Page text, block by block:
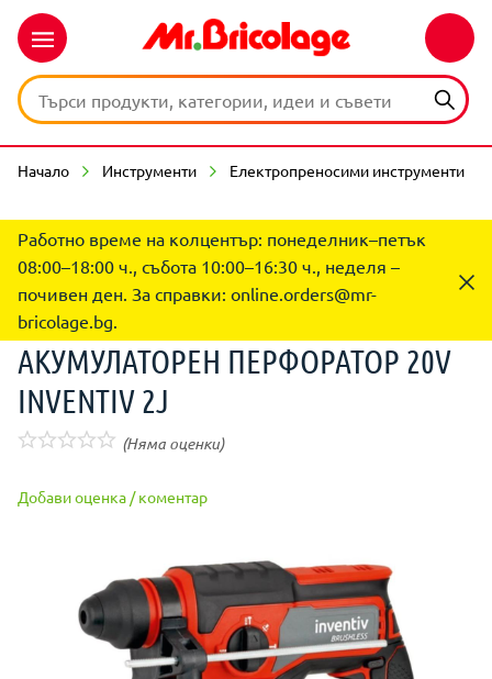
Начало Инструменти Електропреносими инструменти
Работно време на колцентър: понеделник–петък
08:00–18:00 ч., събота 10:00–16:30 ч., неделя –
почивен ден. За справки: online.orders@mr-
bricolage.bg.
АКУМУЛАТОРЕН ПЕРФОРАТОР 20V
INVENTIV 2J
(Няма оценки)
Добави оценка / коментар